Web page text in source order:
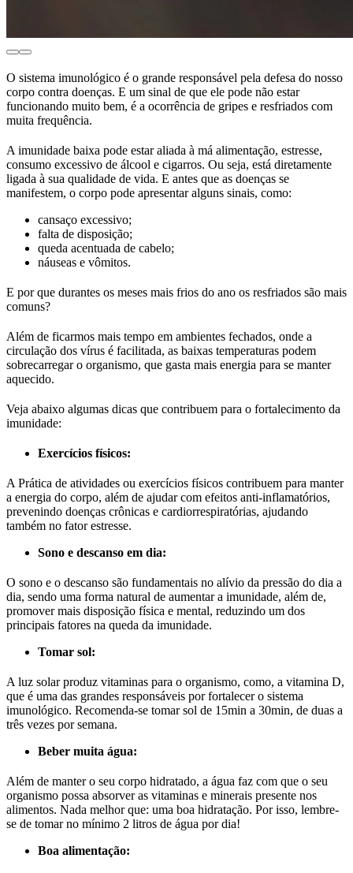
O sistema imunológico é o grande responsável pela defesa do nosso
corpo contra doenças. E um sinal de que ele pode não estar
funcionando muito bem, é a ocorrência de gripes e resfriados com
muita frequência.
A imunidade baixa pode estar aliada à má alimentação, estresse,
consumo excessivo de álcool e cigarros. Ou seja, está diretamente
ligada à sua qualidade de vida. E antes que as doenças se
manifestem, o corpo pode apresentar alguns sinais, como:
cansaço excessivo;
falta de disposição;
queda acentuada de cabelo;
náuseas e vômitos.
E por que durantes os meses mais frios do ano os resfriados são mais
comuns?
Além de ficarmos mais tempo em ambientes fechados, onde a
circulação dos vírus é facilitada, as baixas temperaturas podem
sobrecarregar o organismo, que gasta mais energia para se manter
aquecido.
Veja abaixo algumas dicas que contribuem para o fortalecimento da
imunidade:
Exercícios físicos:
A Prática de atividades ou exercícios físicos contribuem para manter
a energia do corpo, além de ajudar com efeitos anti-inflamatórios,
prevenindo doenças crônicas e cardiorrespiratórias, ajudando
também no fator estresse.
Sono e descanso em dia:
O sono e o descanso são fundamentais no alívio da pressão do dia a
dia, sendo uma forma natural de aumentar a imunidade, além de,
promover mais disposição física e mental, reduzindo um dos
principais fatores na queda da imunidade.
Tomar sol:
A luz solar produz vitaminas para o organismo, como, a vitamina D,
que é uma das grandes responsáveis por fortalecer o sistema
imunológico. Recomenda-se tomar sol de 15min a 30min, de duas a
três vezes por semana.
Beber muita água:
Além de manter o seu corpo hidratado, a água faz com que o seu
organismo possa absorver as vitaminas e minerais presente nos
alimentos. Nada melhor que: uma boa hidratação. Por isso, lembre-
se de tomar no mínimo 2 litros de água por dia!
Boa alimentação: